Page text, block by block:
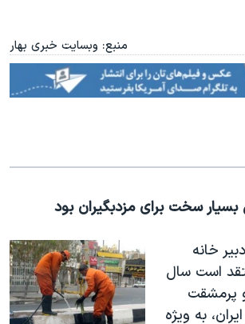
منبع: وبسایت خبری بهار
سخت برای مزدبگیران بود
خانه
است سال
پرمشقت
به ویژه